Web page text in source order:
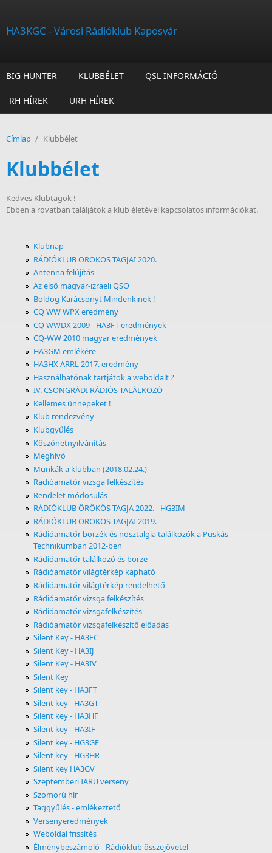
HA3KGC - Városi Rádióklub Kaposvár
BIG HUNTER KLUBBÉLET QSL INFORMÁCIÓ
RH HÍREK URH HÍREK
Címlap / Klubbélet
Klubbélet
Kedves Klubtagok !
Ebben a rovatban találjátok a klub életével kapcsolatos információkat.
Klubnap
RÁDIÓKLUB ÖRÖKÖS TAGJAI 2020.
Antenna felújítás
Az első magyar-izraeli QSO
Boldog Karácsonyt Mindenkinek !
CQ WW WPX eredmény
CQ WWDX 2009 - HA3FT eredmények
CQ-WW 2010 magyar eredmények
HA3GM emlékére
HA3HX ARRL 2017. eredmény
Használhatónak tartjátok a weboldalt ?
IV. CSONGRÁDI RÁDIÓS TALÁLKOZÓ
Kellemes ünnepeket !
Klub rendezvény
Klubgyűlés
Köszönetnyilvánítás
Meghívó
Munkák a klubban (2018.02.24.)
Radióamatór vizsga felkészítés
Rendelet módosulás
RÁDIÓKLUB ÖRÖKÖS TAGJA 2022. - HG3IM
RÁDIÓKLUB ÖRÖKÖS TAGJAI 2019.
Rádióamatőr börzék és nosztalgia találkozók a Puskás
Technikumban 2012-ben
Rádióamatőr találkozó és börze
Rádióamatőr világtérkép kapható
Rádióamatőr világtérkép rendelhető
Rádióamatőr vizsga felkészítés
Rádióamatőr vizsgafelkészítés
Rádióamatőr vizsgafelkészítő előadás
Silent Key - HA3FC
Silent Key - HA3IJ
Silent Key - HA3IV
Silent Key
Silent key - HA3FT
Silent key - HA3GT
Silent key - HA3HF
Silent key - HA3IF
Silent key - HG3GE
Silent key - HG3HR
Silent key HA3GV
Szeptemberi IARU verseny
Szomorú hír
Taggyűlés - emlékeztető
Versenyeredmények
Weboldal frissítés
Élménybeszámoló - Rádióklub összejövetel